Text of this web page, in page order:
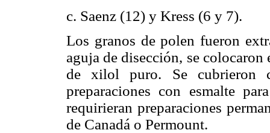
c. Saenz (12) y Kress (6 y 7).
Los granos de polen fueron
aguja de disección, se
de xilol puro. Se cubrieron
preparaciones con esmalte
requirieran preparaciones
de Canadá o Permount.